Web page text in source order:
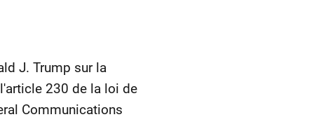
J. Trump sur la
230 de la loi de
Communications